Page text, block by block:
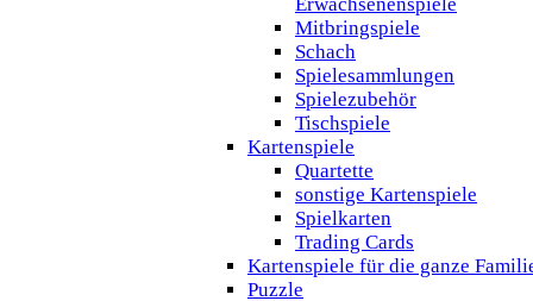
Mitbringspiele
Schach
Spielesammlungen
Spielezubehör
Tischspiele
Kartenspiele
Quartette
sonstige Kartenspiele
Spielkarten
Trading Cards
Kartenspiele für die ganze
Puzzle